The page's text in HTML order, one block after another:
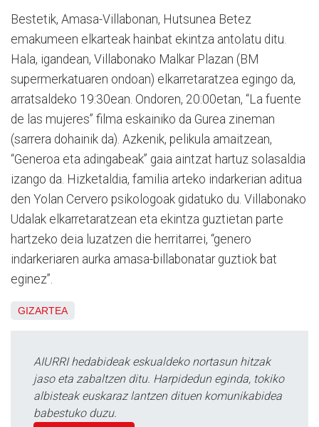
Bestetik, Amasa-Villabonan, Hutsunea Betez
emakumeen elkarteak hainbat ekintza antolatu ditu.
Hala, igandean, Villabonako Malkar Plazan (BM
supermerkatuaren ondoan) elkarretaratzea egingo da,
arratsaldeko 19:30ean. Ondoren, 20:00etan, “La fuente
de las mujeres” filma eskainiko da Gurea zineman
(sarrera dohainik da). Azkenik, pelikula amaitzean,
“Generoa eta adingabeak” gaia aintzat hartuz solasaldia
izango da. Hizketaldia, familia arteko indarkerian aditua
den Yolan Cervero psikologoak gidatuko du. Villabonako
Udalak elkarretaratzean eta ekintza guztietan parte
hartzeko deia luzatzen die herritarrei, “genero
indarkeriaren aurka amasa-billabonatar guztiok bat
eginez”.
GIZARTEA
AIURRI hedabideak eskualdeko nortasun hitzak
jaso eta zabaltzen ditu. Harpidedun eginda, tokiko
albisteak euskaraz lantzen dituen komunikabidea
babestuko duzu.